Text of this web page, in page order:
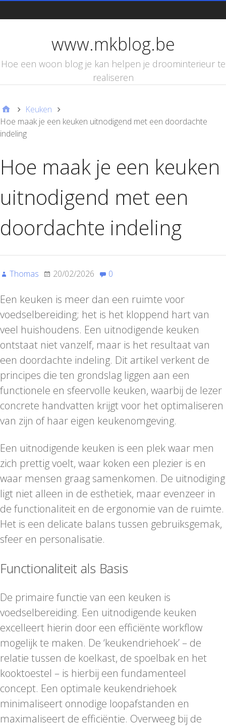
www.mkblog.be
Hoe een woon blog je kan helpen je droominterieur te
realiseren
Keuken
Hoe maak je een keuken uitnodigend met een doordachte
indeling
Hoe maak je een keuken
uitnodigend met een
doordachte indeling
Thomas 20/02/2026 0
Een keuken is meer dan een ruimte voor
voedselbereiding; het is het kloppend hart van
veel huishoudens. Een uitnodigende keuken
ontstaat niet vanzelf, maar is het resultaat van
een doordachte indeling. Dit artikel verkent de
principes die ten grondslag liggen aan een
functionele en sfeervolle keuken, waarbij de lezer
concrete handvatten krijgt voor het optimaliseren
van zijn of haar eigen keukenomgeving.
Een uitnodigende keuken is een plek waar men
zich prettig voelt, waar koken een plezier is en
waar mensen graag samenkomen. De uitnodiging
ligt niet alleen in de esthetiek, maar evenzeer in
de functionaliteit en de ergonomie van de ruimte.
Het is een delicate balans tussen gebruiksgemak,
sfeer en personalisatie.
Functionaliteit als Basis
De primaire functie van een keuken is
voedselbereiding. Een uitnodigende keuken
excelleert hierin door een efficiënte workflow
mogelijk te maken. De ‘keukendriehoek’ – de
relatie tussen de koelkast, de spoelbak en het
kooktoestel – is hierbij een fundamenteel
concept. Een optimale keukendriehoek
minimaliseert onnodige loopafstanden en
maximaliseert de efficiëntie. Overweeg bij de